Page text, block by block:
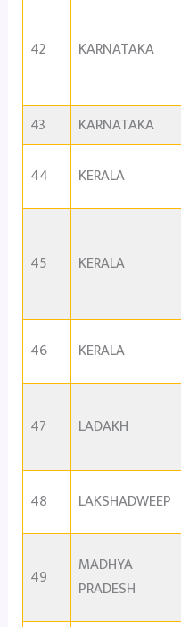
42 KARNATAKA
43 KARNATAKA
44 KERALA
45 KERALA
46 KERALA
47 LADAKH
48 LAKSHADWEEP
49
MADHYA
PRADESH